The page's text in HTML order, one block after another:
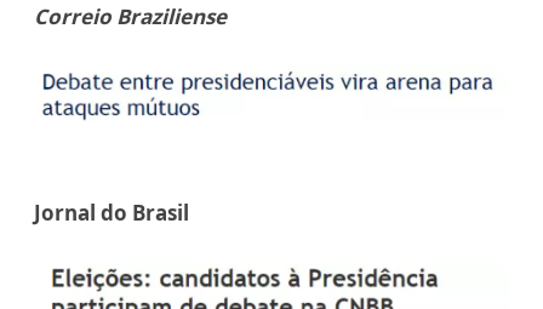
Correio Braziliense
Jornal do Brasil